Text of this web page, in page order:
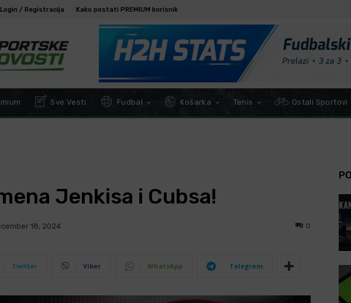
Login / Registracija Kako postati PREMIUM korisnik
Sve Vesti Fudbal Košarka Tenis Ostali Sportovi
Jenkisa i Cubsa!
18, 2024 0
Twitter Viber WhatsApp Telegram